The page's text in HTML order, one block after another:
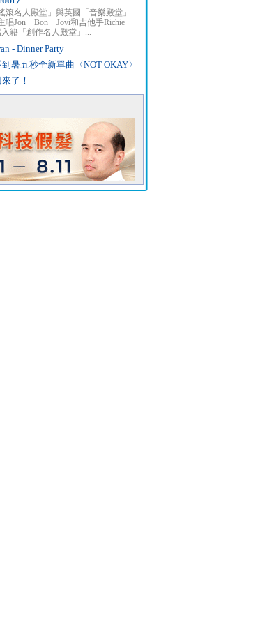
滾名人殿堂」與英國「音樂殿堂」
唱Jon Bon Jovi和吉他手Richie
入籍「創作名人殿堂」...
- Dinner Party
暑五秒全新單曲〈NOT OKAY〉
了！